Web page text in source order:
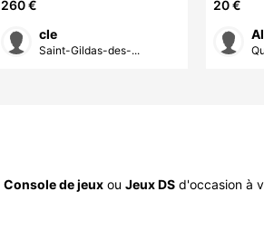
sur Switch
260 €
cle
Saint-Gildas-des-...
20 €
Console de jeuxou Jeux DSd'occasion à